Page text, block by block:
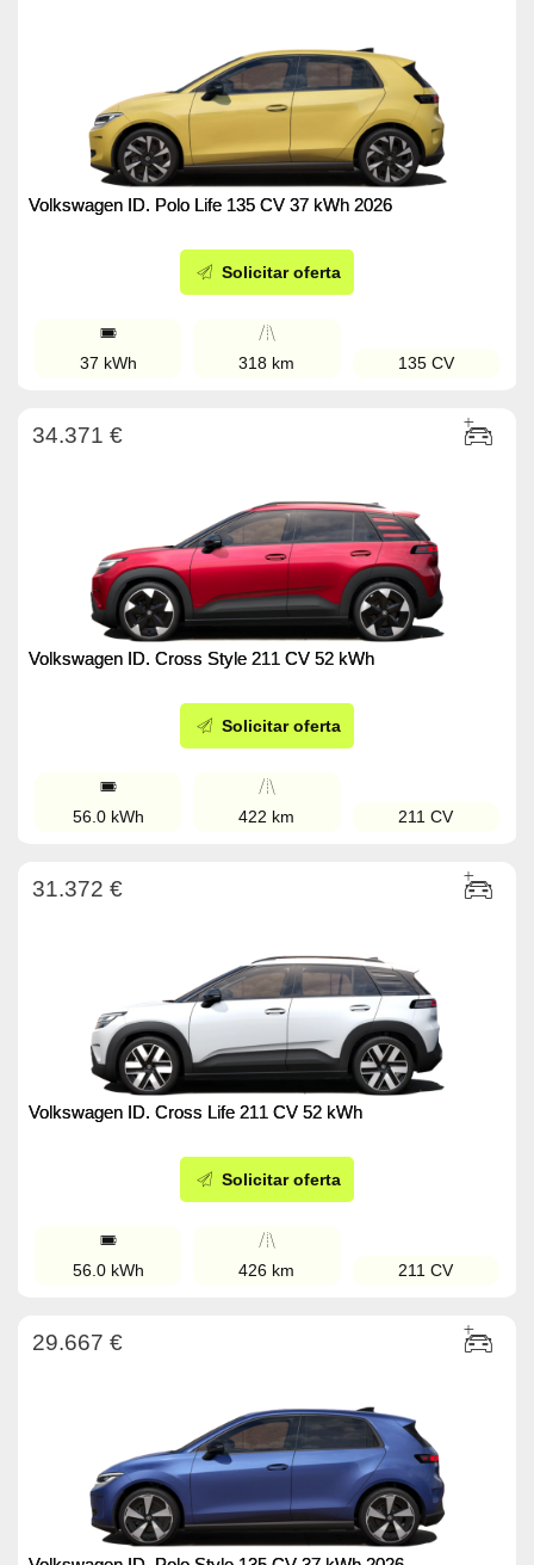
Volkswagen ID. Polo Life 135 CV 37 kWh 2026
Solicitar oferta
37 kWh 318 km 135 CV
34.371 €
Volkswagen ID. Cross Style 211 CV 52 kWh
Solicitar oferta
56.0 kWh 422 km 211 CV
31.372 €
Volkswagen ID. Cross Life 211 CV 52 kWh
Solicitar oferta
56.0 kWh 426 km 211 CV
29.667 €